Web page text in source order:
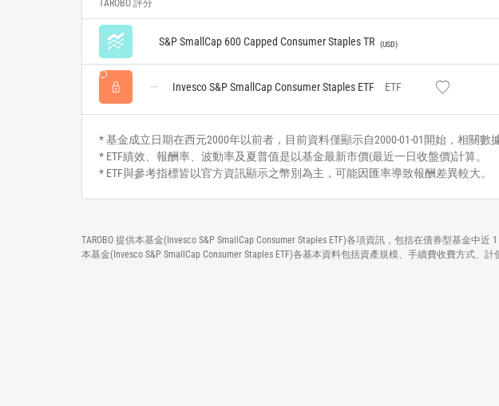
TAROBO 評分
S&P SmallCap 600 Capped Consumer Staples TR USD
Invesco S&P SmallCap Consumer Staples ETF ETF
* 基金成立日期在西元2000年以前者，目前資料僅顯示自2000-01-01開始，相關數
* ETF績效、報酬率、波動率及夏普值是以基金最新市價(最近一日收盤價)計算。
* ETF與參考指標皆以官方資訊顯示之幣別為主，可能因匯率導致報酬差異較大。
TAROBO 提供本基金(Invesco S&P SmallCap Consumer Staples ETF)各項資訊，包括在債券型基金
本基金(Invesco S&P SmallCap Consumer Staples ETF)各基本資料包括資產規模、手續費收費方式